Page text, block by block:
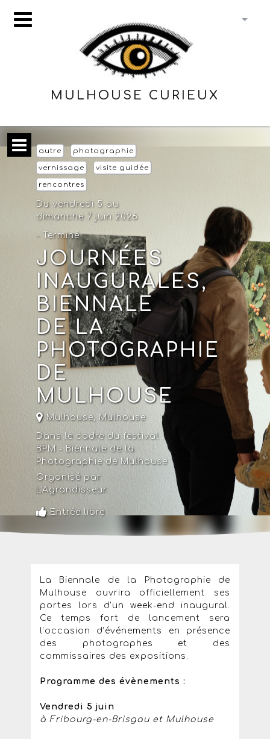
MULHOUSE CURIEUX
autre photographie
vernissage visite guidée
rencontres
Du vendredi 5 au
dimanche 7 juin 2026
- Terminé
JOURNÉES
INAUGURALES,
BIENNALE
DE LA
PHOTOGRAPHIE
DE
MULHOUSE
Mulhouse, Mulhouse
Dans le cadre du festival :
BPM - Biennale de la
Photographie de Mulhouse
Organisé par
L'Agrandisseur
Entrée libre
La Biennale de la Photographie de
Mulhouse ouvrira officiellement ses
portes lors d’un week-end inaugural.
Ce temps fort de lancement sera
l’occasion d’événements en présence
des photographes et des
commissaires des expositions.
Programme des évènements :
Vendredi 5 juin
à Fribourg-en-Brisgau et Mulhouse